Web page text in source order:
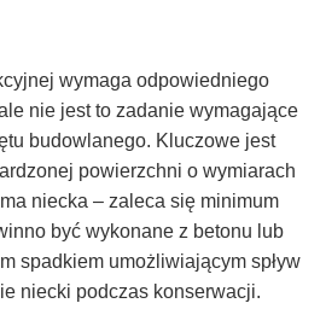
wymaga odpowiedniego
nie jest to zadanie wymagające
budowlanego. Kluczowe jest
powierzchni o wymiarach
niecka – zaleca się minimum
być wykonane z betonu lub
spadkiem umożliwiającym spływ
niecki podczas konserwacji.